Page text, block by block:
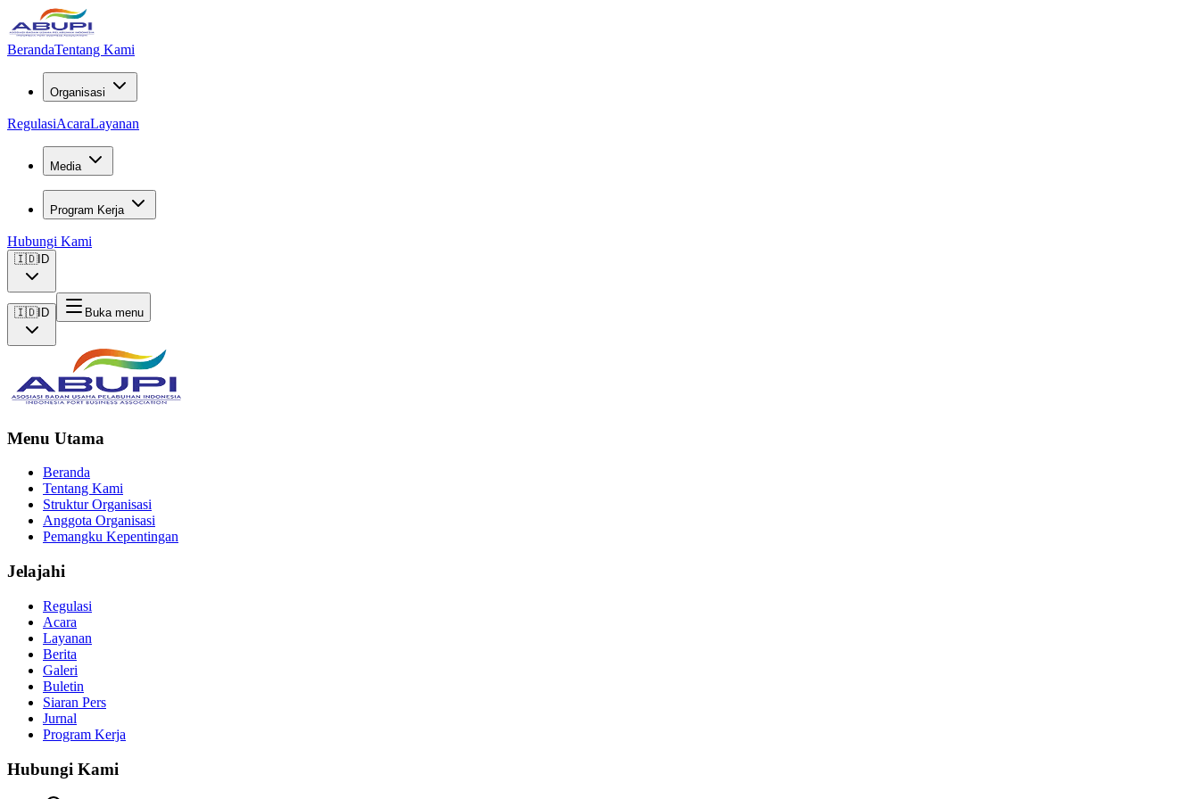
BerandaTentang Kami
Organisasi
RegulasiAcaraLayanan
Media
Program Kerja
Hubungi Kami
🇮🇩ID
🇮🇩ID Buka menu
Menu Utama
Beranda
Tentang Kami
Struktur Organisasi
Anggota Organisasi
Pemangku Kepentingan
Jelajahi
Regulasi
Acara
Layanan
Berita
Galeri
Buletin
Siaran Pers
Jurnal
Program Kerja
Hubungi Kami